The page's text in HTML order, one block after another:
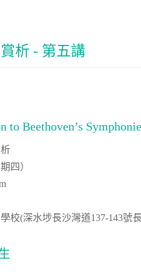
析 - 第五講
Beethoven’s
四）
校(深水埗長沙灣道137-143號